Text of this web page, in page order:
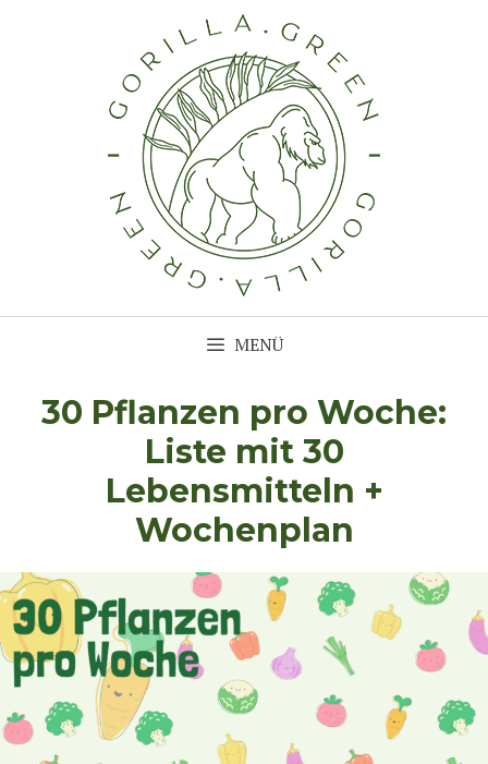
MENÜ
30 Pflanzen pro Woche:
Liste mit 30
Lebensmitteln +
Wochenplan